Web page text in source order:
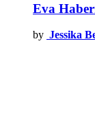
Eva
by Jessika